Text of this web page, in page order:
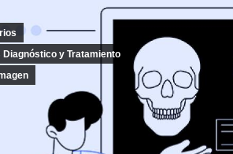
y Tratamiento